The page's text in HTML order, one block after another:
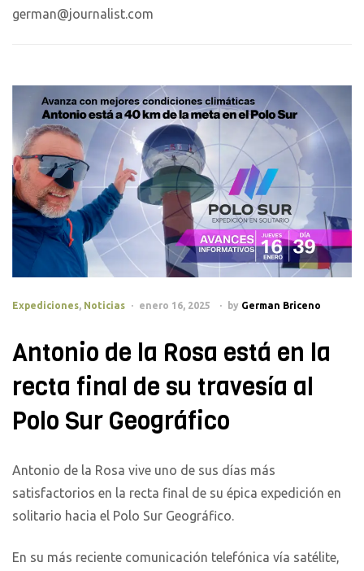
german@journalist.com
Categories
Expediciones, Noticias enero 16, 2025 by German Briceno
Antonio de la Rosa está en la
recta final de su travesía al
Polo Sur Geográfico
Antonio de la Rosa vive uno de sus días más
satisfactorios en la recta final de su épica expedición en
solitario hacia el Polo Sur Geográfico.
En su más reciente comunicación telefónica vía satélite,